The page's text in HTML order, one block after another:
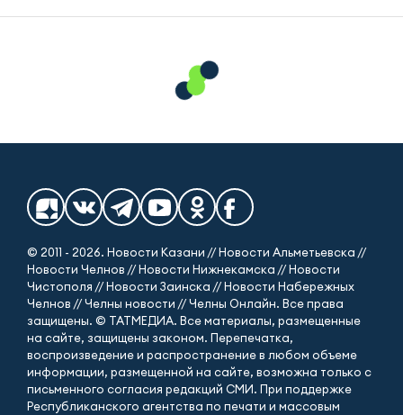
© 2011 - 2026. Новости Казани // Новости Альметьевска //
Новости Челнов // Новости Нижнекамска // Новости
Чистополя // Новости Заинска // Новости Набережных
Челнов // Челны новости // Челны Онлайн. Все права
защищены. © ТАТМЕДИА. Все материалы, размещенные
на сайте, защищены законом. Перепечатка,
воспроизведение и распространение в любом объеме
информации, размещенной на сайте, возможна только с
письменного согласия редакций СМИ. При поддержке
Республиканского агентства по печати и массовым